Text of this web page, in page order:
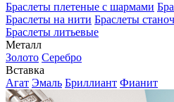
Браслеты плетеные с шармами
Браслеты на нити Браслеты
Браслеты литьевые
Металл
Золото Серебро
Вставка
Агат Эмаль Бриллиант Фианит